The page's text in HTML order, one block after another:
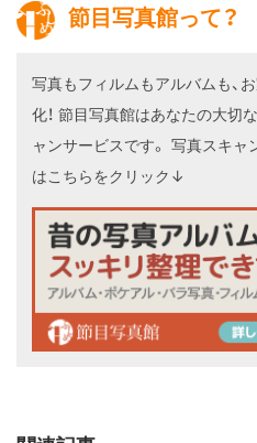
節目写真館って？
写真もフィルムもアルバムも、
化！ 節目写真館はあなたの大切
ャンサービスです。 写真スキャ
はこちらをクリック↓